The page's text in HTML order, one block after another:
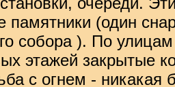
памятники (один
собора ). По
этажей закрытые
с огнем -